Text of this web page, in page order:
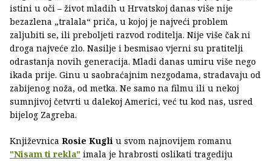
istini u oči – život mladih u Hrvatskoj danas više nije
bezazlena „tralala“ priča, u kojoj je najveći problem
zaljubiti se, ili preboljeti razvod roditelja. Nije više čak ni
droga najveće zlo. Nasilje i besmisao vjerni su pratitelji
odrastanja novih generacija. Mladi danas umiru više nego
ikada prije. Ginu u saobraćajnim nezgodama, stradavaju od
zabijenog noža, od metka. Ne samo na filmu ili u nekoj
sumnjivoj četvrti u dalekoj Americi, već tu kod nas, usred
bijelog Zagreba.
Književnica Rosie Kugli u svom najnovijem romanu
"Nisam ti rekla" imala je hrabrosti oslikati tragediju